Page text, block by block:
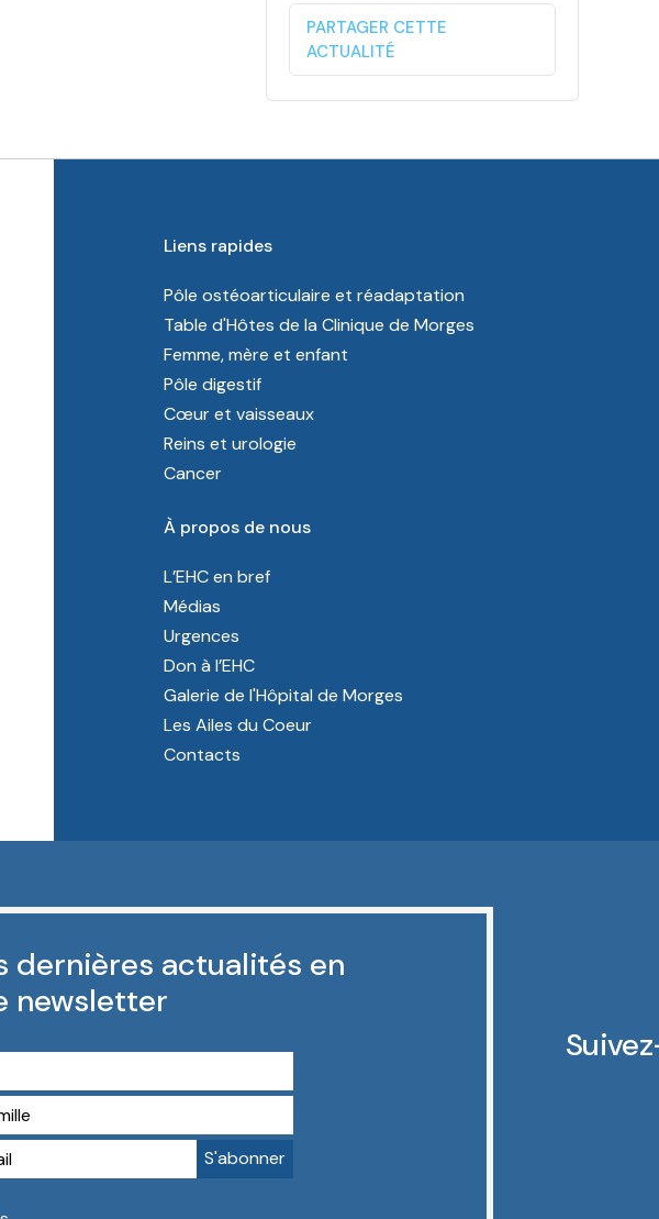
PARTAGER CETTE
ACTUALITÉ
Liens rapides
Pôle ostéoarticulaire et réadaptation
Table d'Hôtes de la Clinique de Morges
Femme, mère et enfant
Pôle digestif
Cœur et vaisseaux
Reins et urologie
Cancer
À propos de nous
L’EHC en bref
Médias
Urgences
Don à l’EHC
Galerie de l'Hôpital de Morges
Les Ailes du Coeur
Contacts
dernières actualités en
newsletter